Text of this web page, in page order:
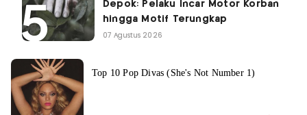
Depok: Pelaku Incar Motor Korban
hingga Motif Terungkap
07 Agustus 2026